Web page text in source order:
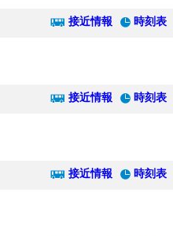
接近情報 時刻表
接近情報 時刻表
接近情報 時刻表